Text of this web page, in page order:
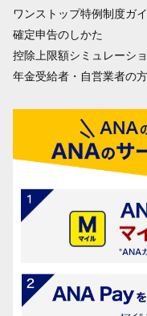
ワンストップ特例制度ガ
確定申告のしかた
控除上限額シミュレーシ
年金受給者・自営業者の